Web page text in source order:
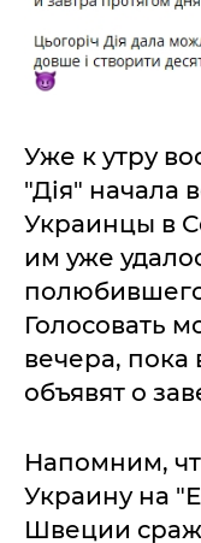
Уже к утру
"Дія" начала
Украинцы в
им уже
Голосовать
вечера,
объявят о
Напомним,
Украину на
Швеции